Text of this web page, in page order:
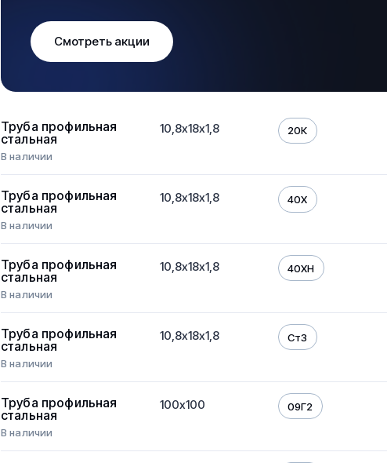
Смотреть акции
Труба профильная
стальная
В наличии
10,8х18х1,8 20К
Труба профильная
стальная
В наличии
10,8х18х1,8 40Х
Труба профильная
стальная
В наличии
10,8х18х1,8 40ХН
Труба профильная
стальная
В наличии
10,8х18х1,8 Ст3
Труба профильная
стальная
В наличии
100х100 09Г2